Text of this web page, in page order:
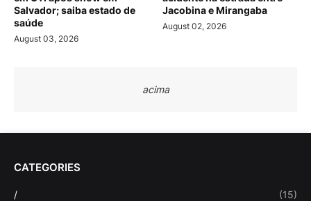
Salvador; saiba estado de
saúde
August 03, 2026
Jacobina e Mirangaba
August 02, 2026
acima
CATEGORIES
/ (15)